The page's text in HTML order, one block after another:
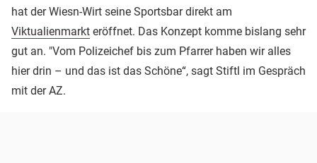
hat der Wiesn-Wirt seine Sportsbar direkt am
Viktualienmarkt eröffnet. Das Konzept komme bislang sehr
gut an. "Vom Polizeichef bis zum Pfarrer haben wir alles
hier drin – und das ist das Schöne“, sagt Stiftl im Gespräch
mit der AZ.